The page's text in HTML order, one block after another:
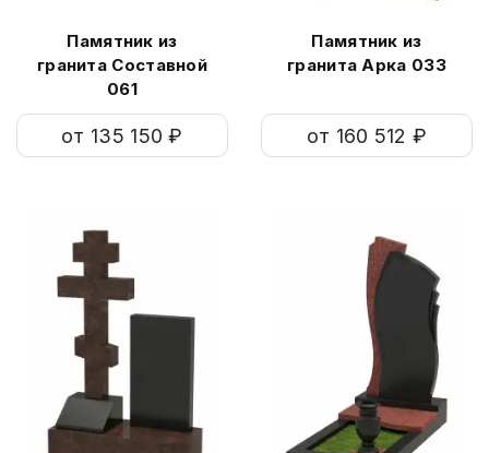
Памятник из
гранита Составной
061
от 135 150 ₽
Памятник из
гранита Арка 033
от 160 512 ₽